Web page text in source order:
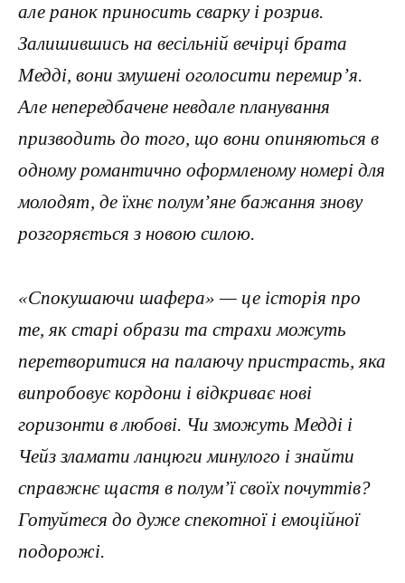
але ранок приносить сварку і розрив.
Залишившись на весільній вечірці брата
Медді, вони змушені оголосити перемир’я.
Але непередбачене невдале планування
призводить до того, що вони опиняються в
одному романтично оформленому номері для
молодят, де їхнє полум’яне бажання знову
розгоряється з новою силою.
«Спокушаючи шафера» — це історія про
те, як старі образи та страхи можуть
перетворитися на палаючу пристрасть, яка
випробовує кордони і відкриває нові
горизонти в любові. Чи зможуть Медді і
Чейз зламати ланцюги минулого і знайти
справжнє щастя в полум’ї своїх почуттів?
Готуйтеся до дуже спекотної і емоційної
подорожі.